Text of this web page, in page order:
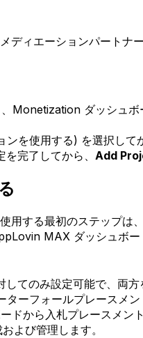
ディエーションパートナ
Monetization ダッシュボ
ンを使用する) を選択し
完了してから、 Add
する最初のステップは
MAX ダッシュボー
てのみ設定可能で、両
ーフォールプレースメ
から入札プレースメン
よび管理します。